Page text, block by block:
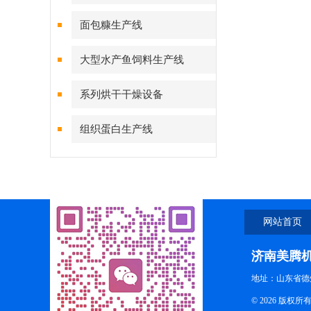
面包糠生产线
大型水产鱼饲料生产线
系列烘干干燥设备
组织蛋白生产线
网站首页
济南美腾
地址：山东省
© 2026 版权所